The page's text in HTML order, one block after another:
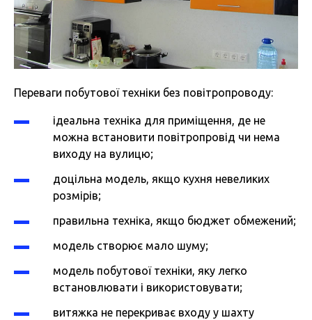
Переваги побутової техніки без повітропроводу:
ідеальна техніка для приміщення, де не
можна встановити повітропровід чи нема
виходу на вулицю;
доцільна модель, якщо кухня невеликих
розмірів;
правильна техніка, якщо бюджет обмежений;
модель створює мало шуму;
модель побутової техніки, яку легко
встановлювати і використовувати;
витяжка не перекриває входу у шахту